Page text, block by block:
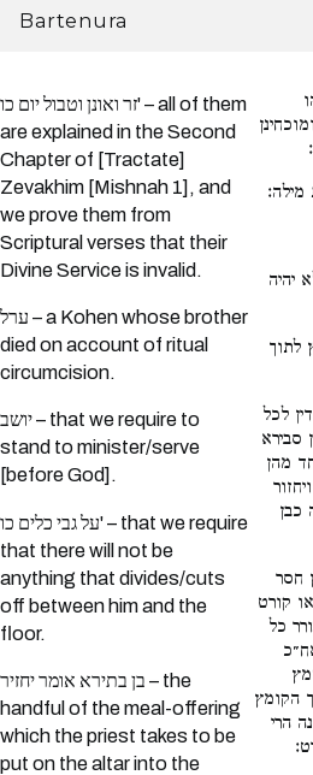
Bartenura
זר ואונן וטבול יום כו' – all of them
are explained in the Second
Chapter of [Tractate]
Zevakhim [Mishnah 1], and
we prove them from
Scriptural verses that their
Divine Service is invalid.
ערל – a Kohen whose brother
died on account of ritual
circumcision.
יושב – that we require to
stand to minister/serve
[before God].
על גבי כלים כו' – that we require
that there will not be
anything that divides/cuts
off between him and the
floor.
בן בתירא אומר יחזיר – the
handful of the meal-offering
which the priest takes to be
put on the altar into the
יהיה
לתוך
לכל
סבירא
מהן
כבן
חסר
קורט
כל
הקומץ
הרי